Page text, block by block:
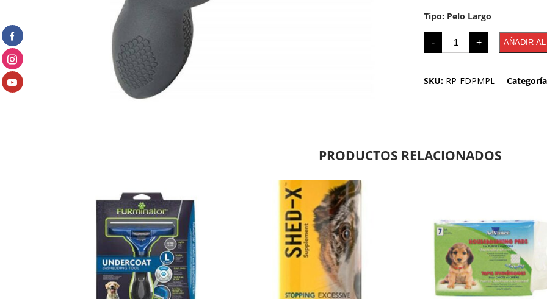
Tipo: Pelo Largo
- + AÑADIR
SKU: RP-FDPMPL
PRODUCTOS RELACIONADOS